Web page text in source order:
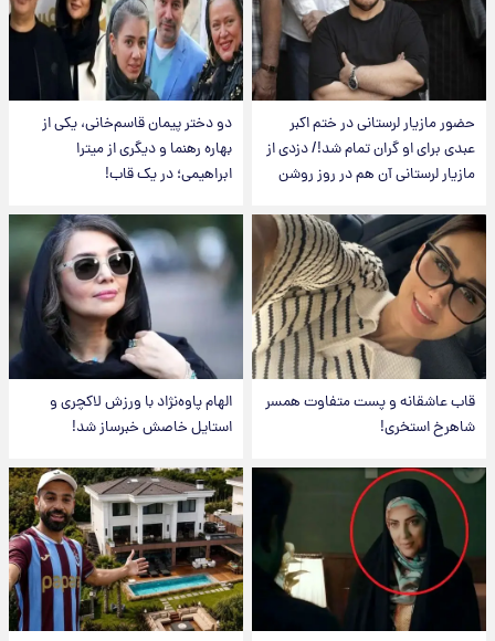
حضور مازیار لرستانی در ختم اکبر
عبدی برای او گران تمام شد!/ دزدی از
مازیار لرستانی آن هم در روز روشن
دو دختر پیمان قاسم‌خانی، یکی از
بهاره رهنما و دیگری از میترا
ابراهیمی؛ در یک قاب!
قاب عاشقانه و پست متفاوت همسر
شاهرخ استخری!
الهام پاوه‌نژاد با ورزش لاکچری و
استایل خاصش خبرساز شد!